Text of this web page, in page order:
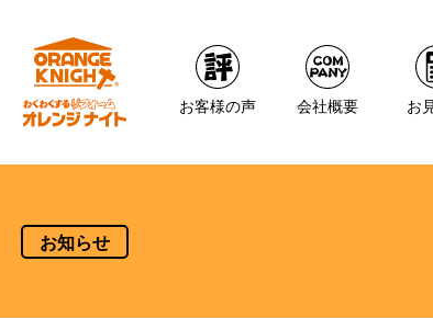
お客様の声 会社概要 お
お知らせ